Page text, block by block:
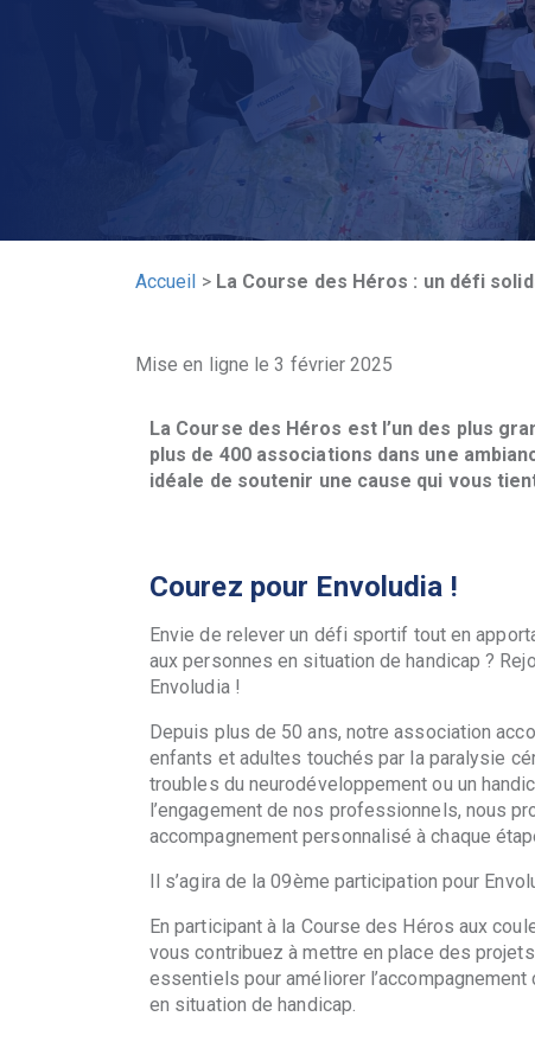
Accueil > La Course des Héros : un défi
Mise en ligne le 3 février 2025
La Course des Héros est l’un des plus
plus de 400 associations dans une
idéale de soutenir une cause qui vous
Courez pour Envoludia !
Envie de relever un défi sportif tout en
aux personnes en situation de handicap ?
Envoludia !
Depuis plus de 50 ans, notre association
enfants et adultes touchés par la paralysie
troubles du neurodéveloppement ou un
l’engagement de nos professionnels, nous
accompagnement personnalisé à chaque
Il s’agira de la 09ème participation pour
En participant à la Course des Héros aux
vous contribuez à mettre en place des
essentiels pour améliorer
en situation de handicap.